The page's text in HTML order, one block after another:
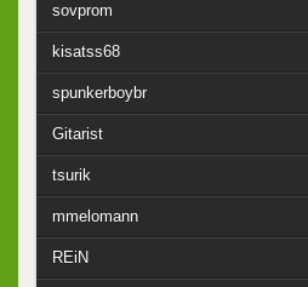
sovprom
kisatss68
spunkerboybr
Gitarist
tsurik
mmelomann
REiN